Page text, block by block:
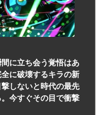
に立ち会う覚悟はあ
に破壊するキラの新
しないと時代の最先
今すぐその目で衝撃